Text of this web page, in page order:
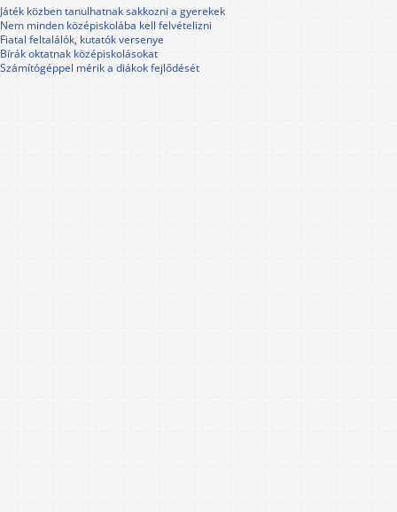
Játék közben tanulhatnak sakkozni a gyerekek
Nem minden középiskolába kell felvételizni
Fiatal feltalálók, kutatók versenye
Bírák oktatnak középiskolásokat
Számítógéppel mérik a diákok fejlődését